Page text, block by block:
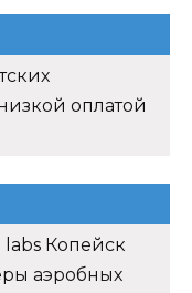
оплатой
labs Копейск
аэробных